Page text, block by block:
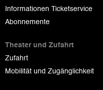
Informationen Ticketservice
Abonnemente
Theater und Zufahrt
Zufahrt
Mobilität und Zugänglichkeit